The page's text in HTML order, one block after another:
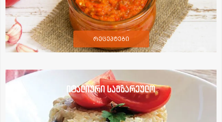
რეცეპტები
იტალიური სამზარეულო